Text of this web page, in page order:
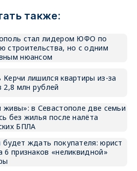
также:
стал лидером ЮФО по
строительства, но с одним
нюансом
лишился квартиры из-за
2,8 млн рублей
живы»: в Севастополе две семьи
без жилья после налёта
БПЛА
будет ждать покупателя: юрист
6 признаков «неликвидной»